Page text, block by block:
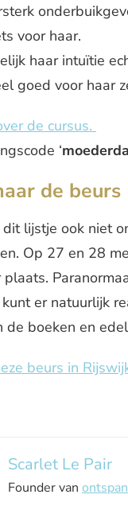
voor haar.
haar intuïtie
goed voor haar
de cursus.
‘
de beurs
lijstje ook niet
Op 27 en 28
er natuurlijk
de boeken en
beurs in
Scarlet Le Pair
Founder van